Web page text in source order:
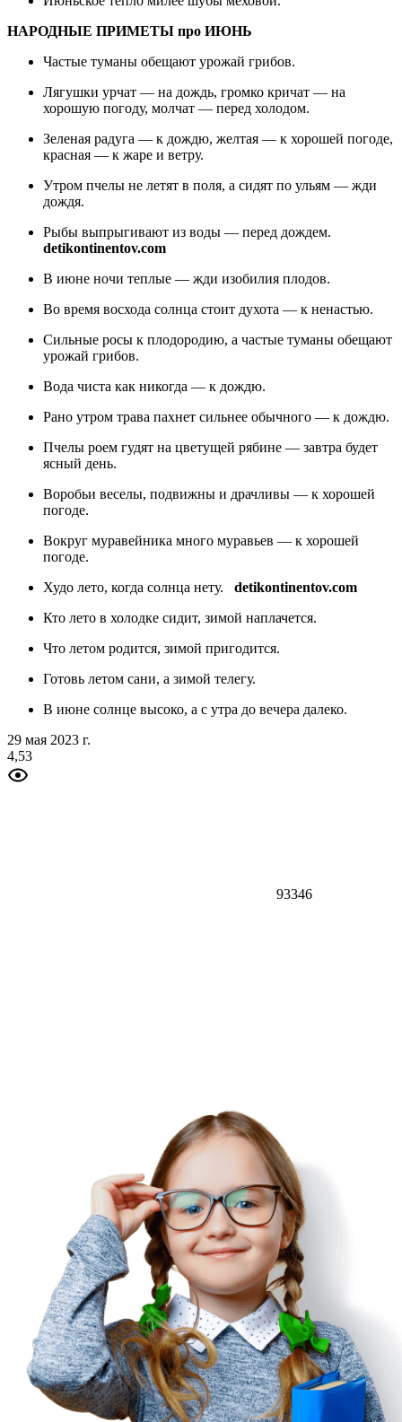
НАРОДНЫЕ ПРИМЕТЫ про ИЮНЬ
Частые туманы обещают урожай грибов.
Лягушки урчат — на дождь, громко кричат — на
хорошую погоду, молчат — перед холодом.
Зеленая радуга — к дождю, желтая — к хорошей погоде,
красная — к жаре и ветру.
Утром пчелы не летят в поля, а сидят по ульям — жди
дождя.
Рыбы выпрыгивают из воды — перед дождем.
detikontinentov.com
В июне ночи теплые — жди изобилия плодов.
Во время восхода солнца стоит духота — к ненастью.
Сильные росы к плодородию, а частые туманы обещают
урожай грибов.
Вода чиста как никогда — к дождю.
Рано утром трава пахнет сильнее обычного — к дождю.
Пчелы роем гудят на цветущей рябине — завтра будет
ясный день.
Воробьи веселы, подвижны и драчливы — к хорошей
погоде.
Вокруг муравейника много муравьев — к хорошей
погоде.
Худо лето, когда солнца нету.
detikontinentov.com
Кто лето в холодке сидит, зимой наплачется.
Что летом родится, зимой пригодится.
Готовь летом сани, а зимой телегу.
В июне солнце высоко, а с утра до вечера далеко.
29 мая 2023 г.
4,53
93346